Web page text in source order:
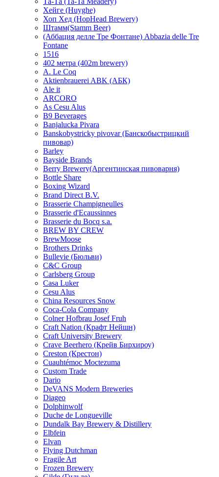
Хейге (Huyghe)
Хоп Хед (HopHead Brewery)
Штамм(Stamm Beer)
(Аббация делле Тре Фонтане) Abbazia delle Tre
Fontane
1516
402 метра (402m brewery)
A. Le Coq
Aktienbrauerei ABK (АБК)
Ale it
ARCORO
As Cesu Alus
B9 Beverages
Banjalucka Pivara
Banskobystricky pivovar (Банскобыстрицкий
пивовар)
Barley
Bayside Brands
Berry Brewery(Аргентинская пивоварня)
Bottle Share
Boxing Wizard
Brand Direct B.V.
Brasserie Champigneulles
Brasserie d'Ecaussinnes
Brasserie du Bocq s.a.
BREW BY CREW
BrewMoose
Brothers Drinks
Bullevie (Бюльви)
C&C Group
Carlsberg Group
Casa Luker
Cesu Alus
China Resources Snow
Coca-Cola Company
Colner Hofbrau Josef Fruh
Craft Nation (Крафт Нейшн)
Craft University Brewery
Crave Beerhero (Крейв Бирхироу)
Creston (Крестон)
Cuauhtémoc Moctezuma
Custom Trade
Dario
DeVANS Modern Breweries
Diageo
Dolphinwolf
Duche de Longueville
Dundalk Bay Brewery & Distillery
Elbfein
Elvan
Flying Dutchman
Fragile Art
Frozen Brewery